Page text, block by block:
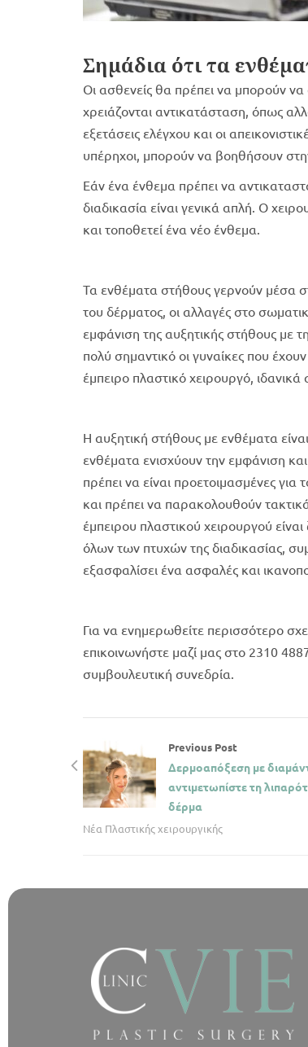
Σημάδια ότι τα
Οι ασθενείς θα πρέπει να μπορούν να
χρειάζονται αντικατάσταση, όπως
εξετάσεις ελέγχου και οι
υπέρηχοι, μπορούν να βοηθήσουν
Εάν ένα ένθεμα πρέπει να
διαδικασία είναι γενικά απλή. Ο
και τοποθετεί ένα νέο ένθεμα.
Τα ενθέματα στήθους γερνούν μέσα
του δέρματος, οι αλλαγές στο
εμφάνιση της αυξητικής στήθους με
πολύ σημαντικό οι γυναίκες που
έμπειρο πλαστικό χειρουργό,
Η αυξητική στήθους με ενθέματα
ενθέματα ενισχύουν την εμφάνιση
πρέπει να είναι προετοιμασμένες
και πρέπει να παρακολουθούν
έμπειρου πλαστικού χειρουργού
όλων των πτυχών της διαδικασίας,
εξασφαλίσει ένα ασφαλές και
Για να ενημερωθείτε περισσότερο
επικοινωνήστε μαζί μας στο 2310
συμβουλευτική συνεδρία.
Previous Post
Δερμοαπόξεση με
αντιμετωπίστε τη
δέρμα
Νέα Πλαστικής χειρουργικής